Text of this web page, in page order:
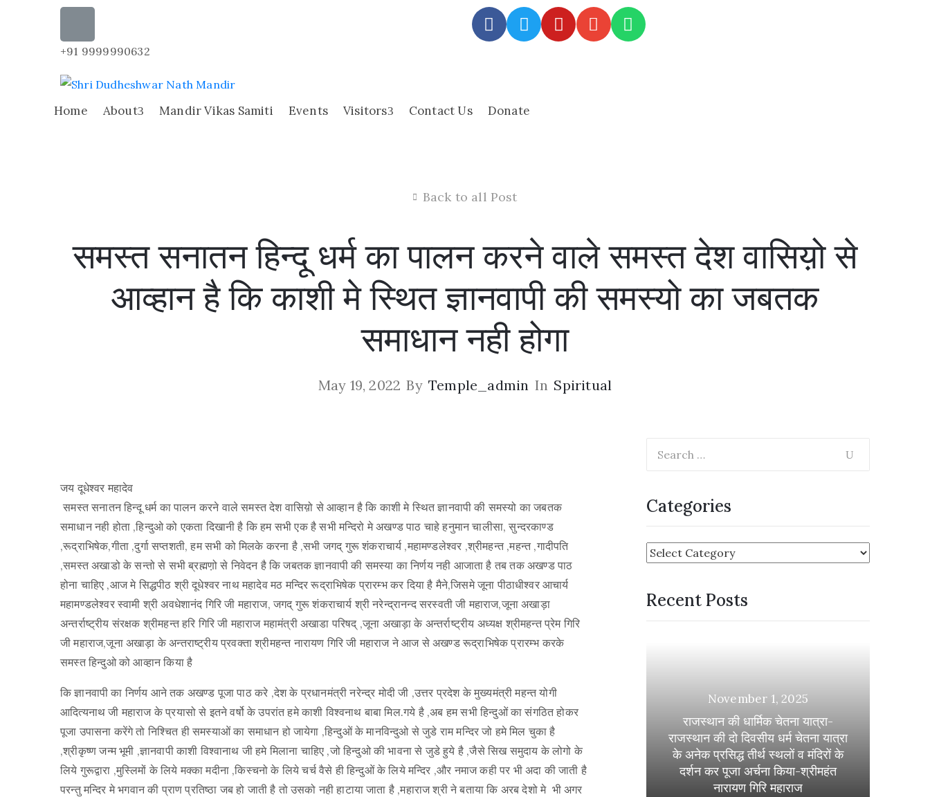
+91 9999990632
Home About Mandir Vikas Samiti Events Visitors Contact Us Donate
Back to all Post
समस्त सनातन हिन्दू धर्म का पालन करने वाले समस्त देश वासिय़ो से
आव्हान है कि काशी मे स्थित ज्ञानवापी की समस्यो का जबतक
समाधान नही होगा
May 19, 2022 By Temple_admin In Spiritual
जय दूधेश्वर महादेव
समस्त सनातन हिन्दू धर्म का पालन करने वाले समस्त देश वासिय़ो से आव्हान है कि काशी मे स्थित ज्ञानवापी की समस्यो का जबतक
समाधान नही होता ,हिन्दुओ को एकता दिखानी है कि हम सभी एक है सभी मन्दिरो मे अखण्ड पाठ चाहे हनुमान चालीसा, सुन्दरकाण्ड
,रूद्राभिषेक,गीता ,दुर्गा सप्तशती, हम सभी को मिलके करना है ,सभी जगद् गुरू शंकराचार्य ,महामण्डलेश्वर ,श्रीमहन्त ,महन्त ,गादीपति
,समस्त अखाडो के सन्तो से सभी ब्रह्मण़ो से निवेदन है कि जबतक ज्ञानवापी की समस्या का निर्णय नही आजाता है तब तक अखण्ड पाठ
होना चाहिए ,आज मे सिद्धपीठ श्री दूधेश्वर नाथ महादेव मठ मन्दिर रूद्राभिषेक प्रारम्भ कर दिया है मैने,जिसमे जूना पीठाधीश्वर आचार्य
महामण्डलेश्वर स्वामी श्री अवधेशानंद गिरि जी महाराज, जगद् गुरू शंकराचार्य श्री नरेन्द्रानन्द सरस्वती जी महाराज,जूना अखाड़ा
अन्तर्राष्ट्रीय संरक्षक श्रीमहन्त हरि गिरि जी महाराज महामंत्री अखाडा परिषद् ,जूना अखाड़ा के अन्तर्राष्ट्रीय अध्यक्ष श्रीमहन्त प्रेम गिरि
जी महाराज,जूना अखाड़ा के अन्तराष्ट्रीय प्रवक्ता श्रीमहन्त नारायण गिरि जी महाराज ने आज से अखण्ड रूद्राभिषेक प्रारम्भ करके
समस्त हिन्दुओ को आव्हान किया है
कि ज्ञानवापी का निर्णय आने तक अखण्ड पूजा पाठ करे ,देश के प्रधानमंत्री नरेन्द्र मोदी जी ,उत्तर प्रदेश के मुख्यमंत्री महन्त योगी
आदित्यनाथ जी महाराज के प्रयासो से इतने वर्षो के उपरांत हमे काशी विश्वनाथ बाबा मिल.गये है ,अब हम सभी हिन्दुओं का संगठित होकर
पूजा उपासना करेंगे तो निश्चित ही समस्याओं का समाधान हो जायेगा ,हिन्दुओं के मानविन्दुओ से जुडे राम मन्दिर जो हमे मिल चुका है
,श्रीकृष्ण जन्म भूमी ,ज्ञानवापी काशी विश्वानाथ जी हमे मिलाना चाहिए ,जो हिन्दुओ की भावना से जुडे हुये है ,जैसे सिख समुदाय के लोगो के
लिये गुरूद्वारा ,मुस्लिमों के लिये मक्का मदीना ,किस्चनो के लिये चर्च वैसे ही हिन्दुओं के लिये मन्दिर ,और नमाज कही पर भी अदा की जाती है
परन्तु मन्दिर मे भगवान की प्राण प्रतिष्ठा जब हो जाती है तो उसको नही हाटाया जाता है ,महाराज श्री ने बताया कि अरब देशो मे भी अगर
Categories
Recent Posts
November 1, 2025
राजस्थान की धार्मिक चेतना यात्रा-
राजस्थान की दो दिवसीय धर्म चेतना यात्रा
के अनेक प्रसिद्ध तीर्थ स्थलों व मंदिरों के
दर्शन कर पूजा अर्चना किया-श्रीमहंत
नारायण गिरि महाराज